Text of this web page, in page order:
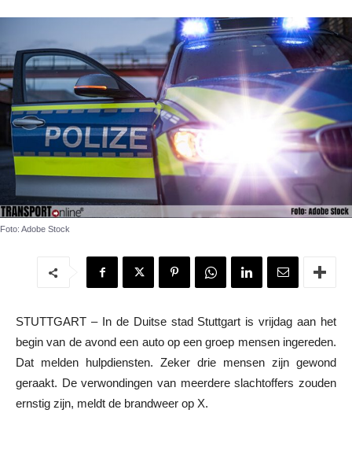
Foto: Adobe Stock
STUTTGART – In de Duitse stad Stuttgart is vrijdag aan het
begin van de avond een auto op een groep mensen ingereden.
Dat melden hulpdiensten. Zeker drie mensen zijn gewond
geraakt. De verwondingen van meerdere slachtoffers zouden
ernstig zijn, meldt de brandweer op X.